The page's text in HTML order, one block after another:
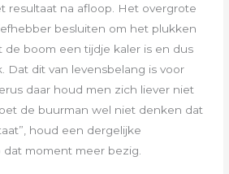
resultaat na afloop. Het overgrote
besluiten om het plukken
de boom een tijdje kaler is en dus
Dat dit van levensbelang is voor
daar houd men zich liever niet
de buurman wel niet denken dat
houd een dergelijke
moment meer bezig.